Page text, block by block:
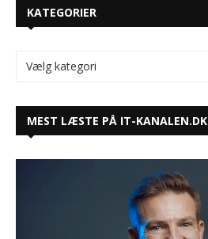
KATEGORIER
MEST LÆSTE PÅ IT-KANALEN.DK